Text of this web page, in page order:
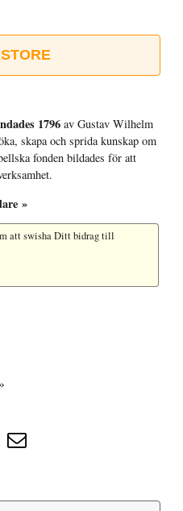
1796 av Gustav Wilhelm
skapa och sprida kunskap om
fonden bildades för att
»
att swisha Ditt bidrag till